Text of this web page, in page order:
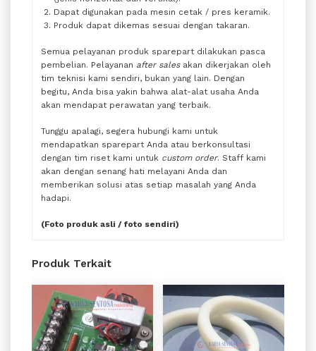
Dapat digunakan pada mesin cetak / pres keramik.
Produk dapat dikemas sesuai dengan takaran.
Semua pelayanan produk sparepart dilakukan pasca
pembelian. Pelayanan after salesakan dikerjakan oleh
tim teknisi kami sendiri, bukan yang lain. Dengan
begitu, Anda bisa yakin bahwa alat-alat usaha Anda
akan mendapat perawatan yang terbaik.
Tunggu apalagi, segera hubungi kami untuk
mendapatkan sparepart Anda atau berkonsultasi
dengan tim riset kami untuk custom order. Staff kami
akan dengan senang hati melayani Anda dan
memberikan solusi atas setiap masalah yang Anda
hadapi.
(Foto produk asli / foto sendiri)
Produk Terkait